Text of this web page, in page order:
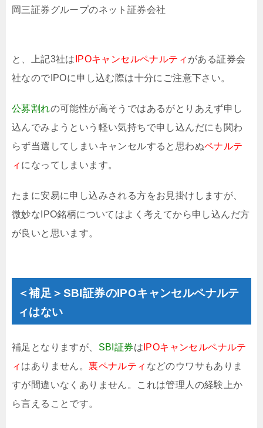
岡三証券グループのネット証券会社
と、上記3社は IPOキャンセルペナルティ がある証券会
社なのでIPOに申し込む際は十分にご注意下さい。
公募割れの可能性が高そうではあるがとりあえず申し
込んでみようという軽い気持ちで申し込んだにも関わ
らず当選してしまいキャンセルすると思わぬペナルテ
ィ になってしまいます。
たまに安易に申し込みされる方をお見掛けしますが、
微妙なIPO銘柄についてはよく考えてから申し込んだ方
が良いと思います。
＜補足＞SBI証券のIPOキャンセルペナルテ
ィはない
補足となりますが、 SBI証券は IPOキャンセルペナルテ
ィ はありません。裏ペナルティ などのウワサもありま
すが間違いなくありません。これは管理人の経験上か
ら言えることです。